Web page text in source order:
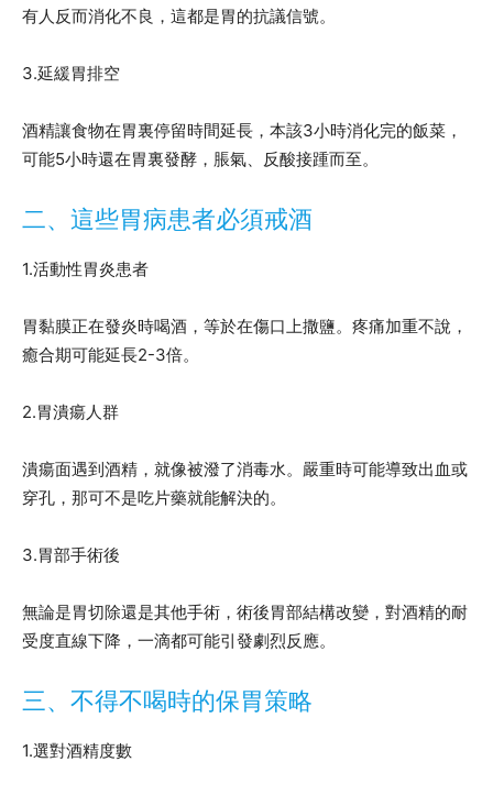
有人反而消化不良，這都是胃的抗議信號。
3.延緩胃排空
酒精讓食物在胃裏停留時間延長，本該3小時消化完的飯菜，
可能5小時還在胃裏發酵，脹氣、反酸接踵而至。
二、這些胃病患者必須戒酒
1.活動性胃炎患者
胃黏膜正在發炎時喝酒，等於在傷口上撒鹽。疼痛加重不說，
癒合期可能延長2-3倍。
2.胃潰瘍人群
潰瘍面遇到酒精，就像被潑了消毒水。嚴重時可能導致出血或
穿孔，那可不是吃片藥就能解決的。
3.胃部手術後
無論是胃切除還是其他手術，術後胃部結構改變，對酒精的耐
受度直線下降，一滴都可能引發劇烈反應。
三、不得不喝時的保胃策略
1.選對酒精度數